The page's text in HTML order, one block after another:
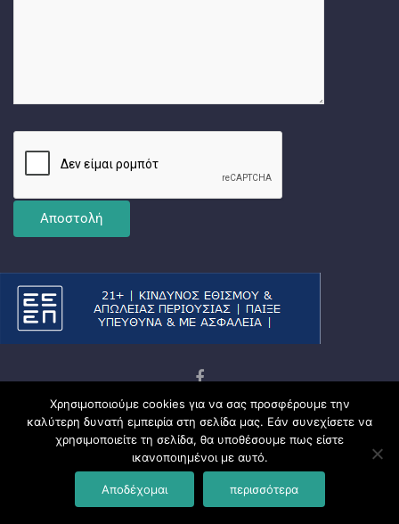
Copyright © 2026Ματσωμένος Γάτος – Όλα για το
Στοίχημα
Πολιτική Απορρήτου
Since 2000 | Developed by © Econtent Systems All Rights
Χρησιμοποιούμε cookies για να σας προσφέρουμε την
καλύτερη δυνατή εμπειρία στη σελίδα μας. Εάν συνεχίσετε να
χρησιμοποιείτε τη σελίδα, θα υποθέσουμε πως είστε
ικανοποιημένοι με αυτό.
Αποδέχομαι περισσότερα